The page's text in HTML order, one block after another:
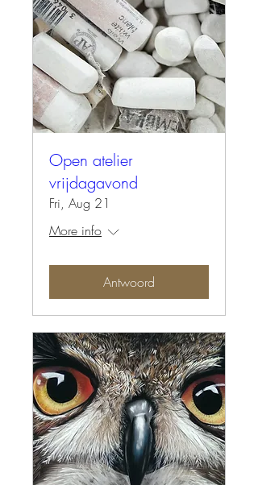
Open atelier
vrijdagavond
Fri, Aug 21
More info
Antwoord